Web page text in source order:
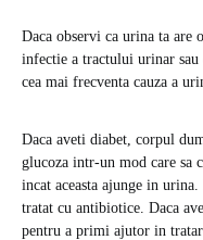
Daca observi ca urina ta are
infectie a tractului urinar
cea mai frecventa cauza a
Daca aveti diabet, corpul
glucoza intr-un mod care sa
incat aceasta ajunge in
tratat cu antibiotice. Daca
pentru a primi ajutor in